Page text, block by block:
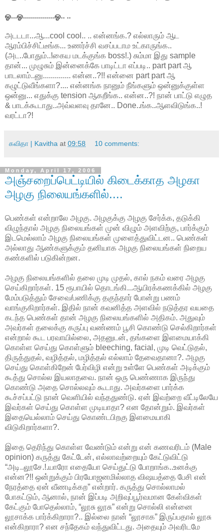
ஓ...ஓ................ஓ.. ..
அடடடா...ஆ...cool cool.. .. என்னங்க.? எல்லாரும் ஆட
ஆரம்பிச்சிட்டீங்க... உணர்ச்சி வசப்படாம உட்காருங்க..
(அட..போதும்..!கைய மடக்குங்க boss!.) சும்மா இது sample
தான்... முழுசும் இன்னைக்கே பாடிட்டா எப்படி.. part part ஆ
பாடலாம்..னு.............. என்ன..?!! என்னை part part ஆ
கழுட்டுவீங்களா?.... என்னங்க நானும் நீங்களும் ஒன்னுக்குள்ள
ஒன்னு... எதுக்கு tension ஆகறீங்க.. என்ன..?! நான் பாட்டு எழுத
& பாடக்கூடாது..அவ்வளவு தானே.. Done..ங்க..ஆளவிடுங்க..!
வரட்டா?!
கவிதா | Kavitha at 09:58 10 comments:
Monday, April 17, 2006
அஞ்சறைப்பெட்டியில் கிடைக்காத அழகா
அழகு நிலையங்களில்....
பெண்கள் என்றாலே அழகு. அழகுக்கு அழகு சேர்க்க, தடுக்கி
விழுந்தால் அழகு நிலையங்கள் முன் விழும் அளவிற்கு, பார்க்கும்
இடமெல்லாம் அழகு நிலையங்கள் முளைத்துவிட்டன.. பெண்கள்
அல்லாது ஆண்களுக்கும் தனியாக அழகு நிலையங்கள் நிறைய
கண்களில் படுகின்றன.
அழகு நிலையங்களில் தலை முடி முதல், கால் நகம் வரை அழகு
செய்கிறார்கள். 15 ரூபாயில் தொடங்கி...ஆயிரக்கணக்கில் அழகு
மேம்படுத்தும் சேவை/பணிக்கு தகுந்தார் போன்று பணம்
வாங்குகிறார்கள். இதில் நான் கவனித்த அளவில் நடுத்தர வயதை
கடந்த பெண்கள் தான் அழகு நிலையங்களில் அதிகம். அதுவும்
அவர்கள் தலைக்கு கருப்பு வண்ணம் பூசி கொண்டு செல்கிறார்கள்
என்றால் கூட பரவாயில்லை, அதனுடன், தங்களை இளமையாக்கி
கொள்ள செய்து கொள்ளும் bleeching, facial, முடி வெட்டுதல்,
திருத்துதல், வழித்தல், மழித்தல் எல்லாம் தேவைதானா?. அழகு
செய்து கொள்கிறேன் பேர்விழி என்று உள்ளே பெண்கள் அடிக்கும்
கூத்து சொல்ல இயலாதவை. நான் ஒரு பெண்ணாக இருந்து
கொண்டு அதை சொல்லவும் கூடாது. அவர்களை பார்க்க
கூச்சப்பட்டு நான் வெளியில் வந்ததுண்டு. ஏன் இவற்றை வீட்டிலேயே
இவர்கள் செய்து கொள்ள முடியாதா? என தோன்றும். இவர்கள்
இதையெல்லாம் செய்து கொண்டபிறகு இளமையாகி
விடுகிறார்களா?.
இதை தெரிந்து கொள்ள வேண்டும் என்று என் கணவரிடம் (Male
opinion) கருத்து கேட்டேன், எல்லாவற்றையும் கேட்டுவிட்டு
“அடி..லூசே.!.யாரோ எதையோ செய்துட்டு போறாங்க..உனக்கு
என்ன?!! ஒன்றுக்கும் பிரயோஜனமில்லாத விஷயத்தை பேசி என்
நேரத்தை ஏன் வீணடிக்கற” என்றார். கருத்து சொல்லாமல்
போகட்டும், ஆனால், நான் இப்படி அறிவுப்பூர்வமான கேள்விகள்
கேட்கும் போதெல்லாம், “லூசு லூசு” என்று சொல்லி என்னை
லூசாக்க பார்க்கிறாரா?.. இல்லை நான் “லூசாக” இருப்பதால் லூசு
என்கிறாரா? என சந்தேகம் வந்துவிட்டது. அதையும் அவரிடமே